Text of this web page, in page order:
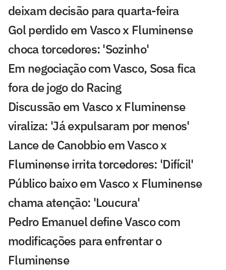
deixam decisão para quarta-feira
Gol perdido em Vasco x Fluminense
choca torcedores: 'Sozinho'
Em negociação com Vasco, Sosa fica
fora de jogo do Racing
Discussão em Vasco x Fluminense
viraliza: 'Já expulsaram por menos'
Lance de Canobbio em Vasco x
Fluminense irrita torcedores: 'Difícil'
Público baixo em Vasco x Fluminense
chama atenção: 'Loucura'
Pedro Emanuel define Vasco com
modificações para enfrentar o
Fluminense